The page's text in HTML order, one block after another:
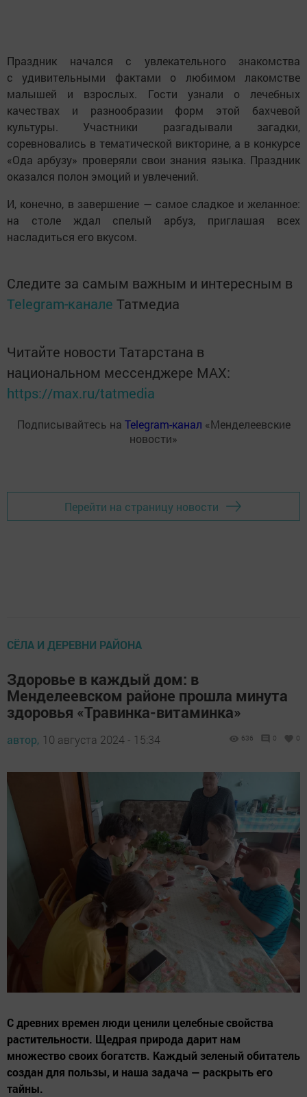
Праздник начался с увлекательного знакомства
с удивительными фактами о любимом лакомстве
малышей и взрослых. Гости узнали о лечебных
качествах и разнообразии форм этой бахчевой
культуры. Участники разгадывали загадки,
соревновались в тематической викторине, а в конкурсе
«Ода арбузу» проверяли свои знания языка. Праздник
оказался полон эмоций и увлечений.
И, конечно, в завершение — самое сладкое и желанное:
на столе ждал спелый арбуз, приглашая всех
насладиться его вкусом.
Следите за самым важным и интересным в
Telegram-канале Татмедиа
Читайте новости Татарстана в
национальном мессенджере MАХ:
https://max.ru/tatmedia
Подписывайтесь на Telegram-канал «Менделеевские
новости»
Перейти на страницу новости
СЁЛА И ДЕРЕВНИ РАЙОНА
Здоровье в каждый дом: в
Менделеевском районе прошла минута
здоровья «Травинка-витаминка»
автор, 10 августа 2024 - 15:34 636 0 0
С древних времен люди ценили целебные свойства
растительности. Щедрая природа дарит нам
множество своих богатств. Каждый зеленый обитатель
создан для пользы, и наша задача — раскрыть его
тайны.